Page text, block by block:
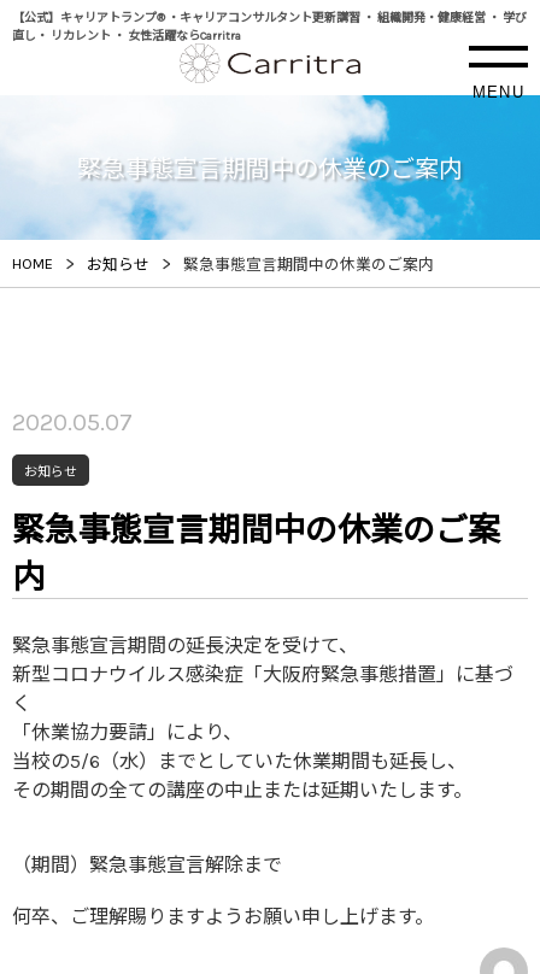
【公式】キャリアトランプ® ・キャリアコンサルタント更新講習 ・ 組織開発・健康経営 ・ 学び
直し・ リカレント ・ 女性活躍ならCarritra
MENU
緊急事態宣言期間中の休業のご案内
HOME > お知らせ > 緊急事態宣言期間中の休業のご案内
2020.05.07
お知らせ
緊急事態宣言期間中の休業のご案
内
緊急事態宣言期間の延長決定を受けて、
新型コロナウイルス感染症「大阪府緊急事態措置」に基づ
く
「休業協力要請」により、
当校の5/6（水）までとしていた休業期間も延長し、
その期間の全ての講座の中止または延期いたします。
（期間）緊急事態宣言解除まで
何卒、ご理解賜りますようお願い申し上げます。